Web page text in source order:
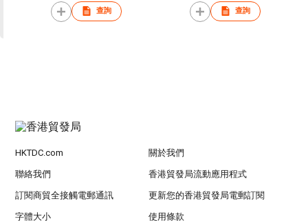
查詢 查詢
HKTDC.com 關於我們
聯絡我們 香港貿發局流動應用程式
訂閱商貿全接觸電郵通訊 更新您的香港貿發局電郵訂閱
字體大小 使用條款